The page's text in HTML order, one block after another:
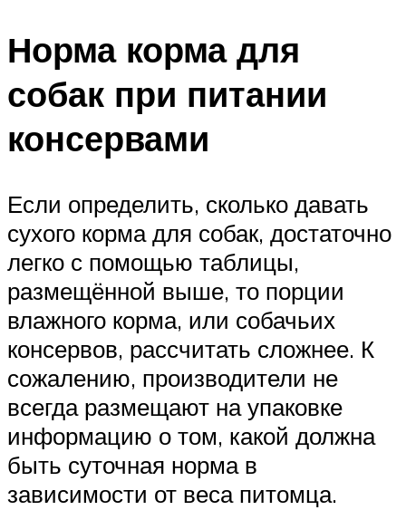
Норма корма для
собак при питании
консервами
Если определить, сколько давать
сухого корма для собак, достаточно
легко с помощью таблицы,
размещённой выше, то порции
влажного корма, или собачьих
консервов, рассчитать сложнее. К
сожалению, производители не
всегда размещают на упаковке
информацию о том, какой должна
быть суточная норма в
зависимости от веса питомца.